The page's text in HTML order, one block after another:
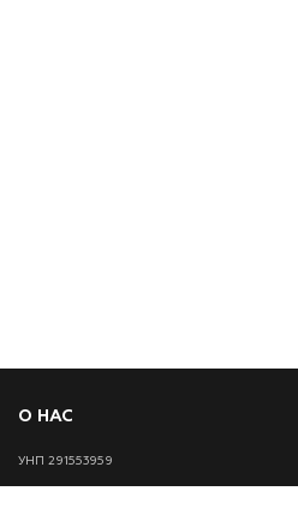
О НАС
УНП 291553959